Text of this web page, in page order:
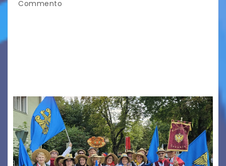
Commento